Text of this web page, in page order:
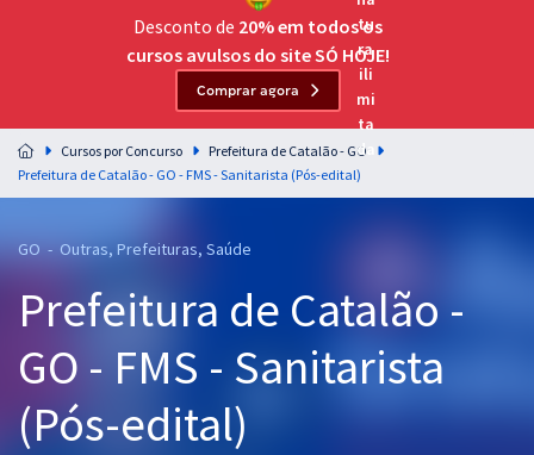
Acesso ilimitado a toda preparação para o Exame da
Residências Multiprofissionais
Preparação completa e intensiva para as principais
residências em saúde do Brasil
Cursos 20% OFF
Pós
Graduação
Desconto de 20% em todos os
cursos avulsos do site SÓ HOJE!
Comprar agora
Cursos por Concurso
Prefeitura de Catalão - GO
Prefeitura de Catalão - GO - FMS - Sanitarista (Pós-edital)
GO - Outras, Prefeituras, Saúde
Prefeitura de Catalão -
GO - FMS - Sanitarista
(Pós-edital)